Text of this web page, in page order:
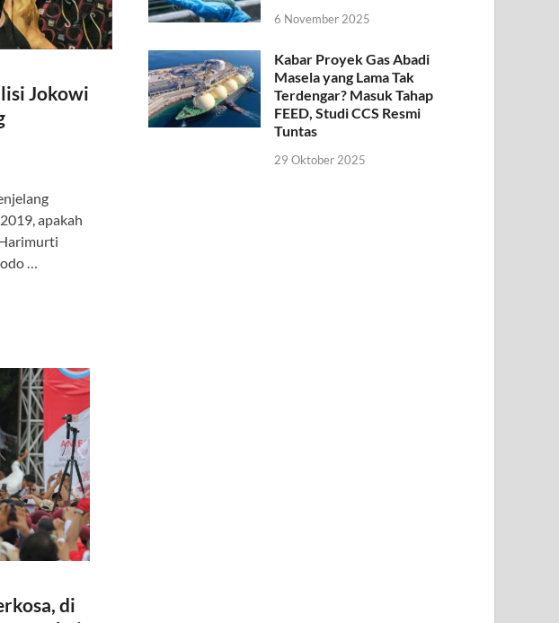
Jokowi
apakah
…
di
6 November 2025
Kabar Proyek Gas Abadi
Masela yang Lama Tak
Terdengar? Masuk Tahap
FEED, Studi CCS Resmi
Tuntas
29 Oktober 2025